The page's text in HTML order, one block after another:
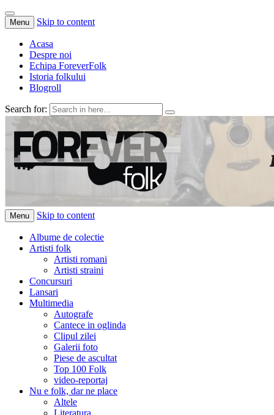
Menu Skip to content
Acasa
Despre noi
Echipa ForeverFolk
Istoria folkului
Blogroll
Search for:
ForeverFolk
Muzica sufletului tau
Menu Skip to content
Albume de colectie
Artisti folk
Artisti romani
Artisti straini
Concursuri
Lansari
Multimedia
Autografe
Cantece in oglinda
Clipul zilei
Galerii foto
Piese de ascultat
Top 100 Folk
video-reportaj
Nu e folk, dar ne place
Altele
Literatura